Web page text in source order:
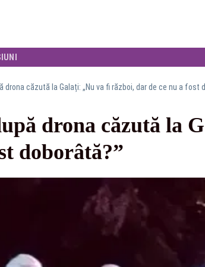
drona căzută la Galați: „Nu va fi război, dar de ce nu a fost
drona căzută la
doborâtă?”